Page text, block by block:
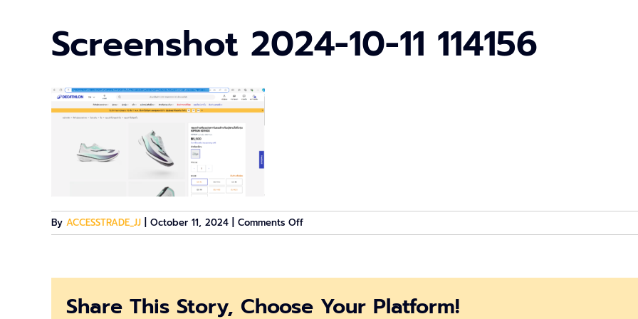
Screenshot 2024-10-11 114156
By ACCESSTRADE_JJ October 11, 2024 Comments Offon
Screenshot
114156
Share This Story, Choose Your Platform!